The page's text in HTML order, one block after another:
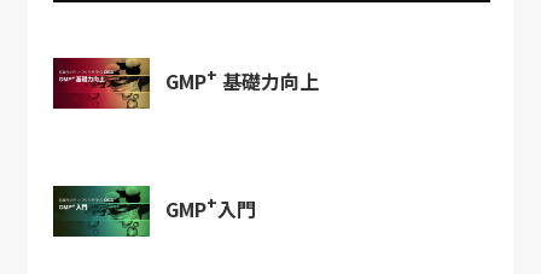
GMP+ 基礎力向上
GMP+入門